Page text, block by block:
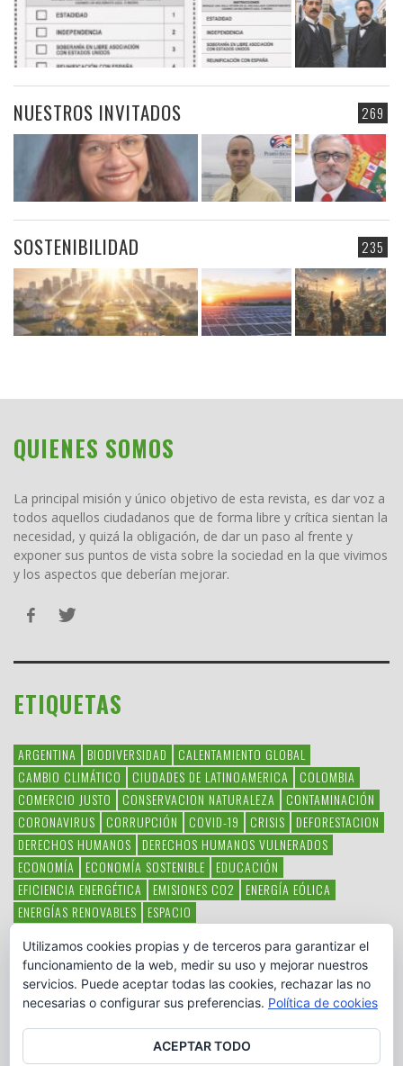
269
NUESTROS INVITADOS
235
SOSTENIBILIDAD
QUIENES SOMOS
La principal misión y único objetivo de esta revista, es dar voz a
todos aquellos ciudadanos que de forma libre y crítica sientan la
necesidad, y quizá la obligación, de dar un paso al frente y
exponer sus puntos de vista sobre la sociedad en la que vivimos
y los aspectos que deberían mejorar.
ETIQUETAS
ARGENTINA BIODIVERSIDAD
CALENTAMIENTO GLOBAL
CAMBIO CLIMÁTICO
CIUDADES DE LATINOAMERICA
COLOMBIA
COMERCIO JUSTO
CONSERVACION NATURALEZA
CONTAMINACIÓN
CORONAVIRUS
CORRUPCIÓN COVID-19 CRISIS
DEFORESTACION
DERECHOS HUMANOS
DERECHOS HUMANOS VULNERADOS
ECONOMÍA
ECONOMÍA SOSTENIBLE
EDUCACIÓN
EFICIENCIA ENERGÉTICA
EMISIONES CO2
ENERGÍA EÓLICA
ENERGÍAS RENOVABLES
ESPACIO
HAMBRE LATINOAMÉRICA MEDIO AMBIENTE
MÉXICO
OBJETIVOS DEL MILENIO
ONGS PAZ POBREZA POESÍA
POLITICA
PUEBLOS INDÍGENAS RSC RSE
SOBERANÍA ALIMENTARIA
SOLIDARIDAD SOSTENIBILIDAD TECNOLOGÍA VERTIDO PETROLEO
Utilizamos cookies propias y de terceros para garantizar el
funcionamiento de la web, medir su uso y mejorar nuestros
servicios. Puede aceptar todas las cookies, rechazar las no
necesarias o configurar sus preferencias. Política de cookies
ACEPTAR TODO